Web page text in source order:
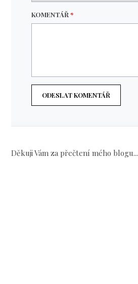
KOMENTÁŘ*
ODESLAT KOMENTÁŘ
Děkuji Vám za přečtení mého blogu...